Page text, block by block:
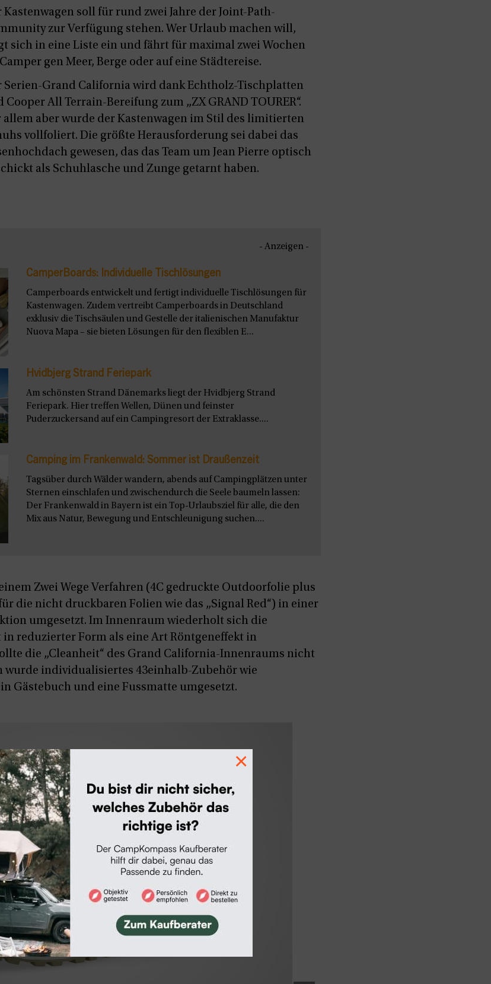
Kastenwagen soll für rund zwei Jahre der Joint-Path-
zur Verfügung stehen. Wer Urlaub machen will,
sich in eine Liste ein und fährt für maximal zwei Wochen
gen Meer, Berge oder auf eine Städtereise.
Serien-Grand California wird dank Echtholz-Tischplatten
Cooper All Terrain-Bereifung zum „ZX GRAND TOURER“.
allem aber wurde der Kastenwagen im Stil des limitierten
vollfoliert. Die größte Herausforderung sei dabei das
gewesen, das das Team um Jean Pierre optisch
als Schuhlasche und Zunge getarnt haben.
- Anzeigen -
CamperBoards: Individuelle Tischlösungen
Camperboards entwickelt und fertigt individuelle Tischlösungen für
Kastenwagen. Zudem vertreibt Camperboards in Deutschland
exklusiv die Tischsäulen und Gestelle der italienischen Manufaktur
Nuova Mapa – sie bieten Lösungen für den flexiblen E...
Hvidbjerg Strand Feriepark
Am schönsten Strand Dänemarks liegt der Hvidbjerg Strand
Feriepark. Hier treffen Wellen, Dünen und feinster
Puderzuckersand auf ein Campingresort der Extraklasse....
Camping im Frankenwald: Sommer ist Draußenzeit
Tagsüber durch Wälder wandern, abends auf Campingplätzen unter
Sternen einschlafen und zwischendurch die Seele baumeln lassen:
Der Frankenwald in Bayern ist ein Top-Urlaubsziel für alle, die den
Mix aus Natur, Bewegung und Entschleunigung suchen....
Zwei Wege Verfahren (4C gedruckte Outdoorfolie plus
die nicht druckbaren Folien wie das „Signal Red“) in einer
umgesetzt. Im Innenraum wiederholt sich die
reduzierter Form als eine Art Röntgeneffekt in
die „Cleanheit“ des Grand California-Innenraums nicht
wurde individualisiertes 43einhalb-Zubehör wie
Gästebuch und eine Fussmatte umgesetzt.
×